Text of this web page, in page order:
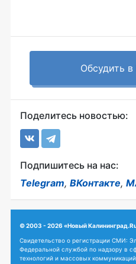
Обсудить в
Поделитесь новостью:
Подпишитесь на нас:
Telegram, ВКонтакте,
© 2003 - 2026 «Новый
Свидетельство о регистрации СМИ:
Федеральной службой по надзору в
технологий и массовых